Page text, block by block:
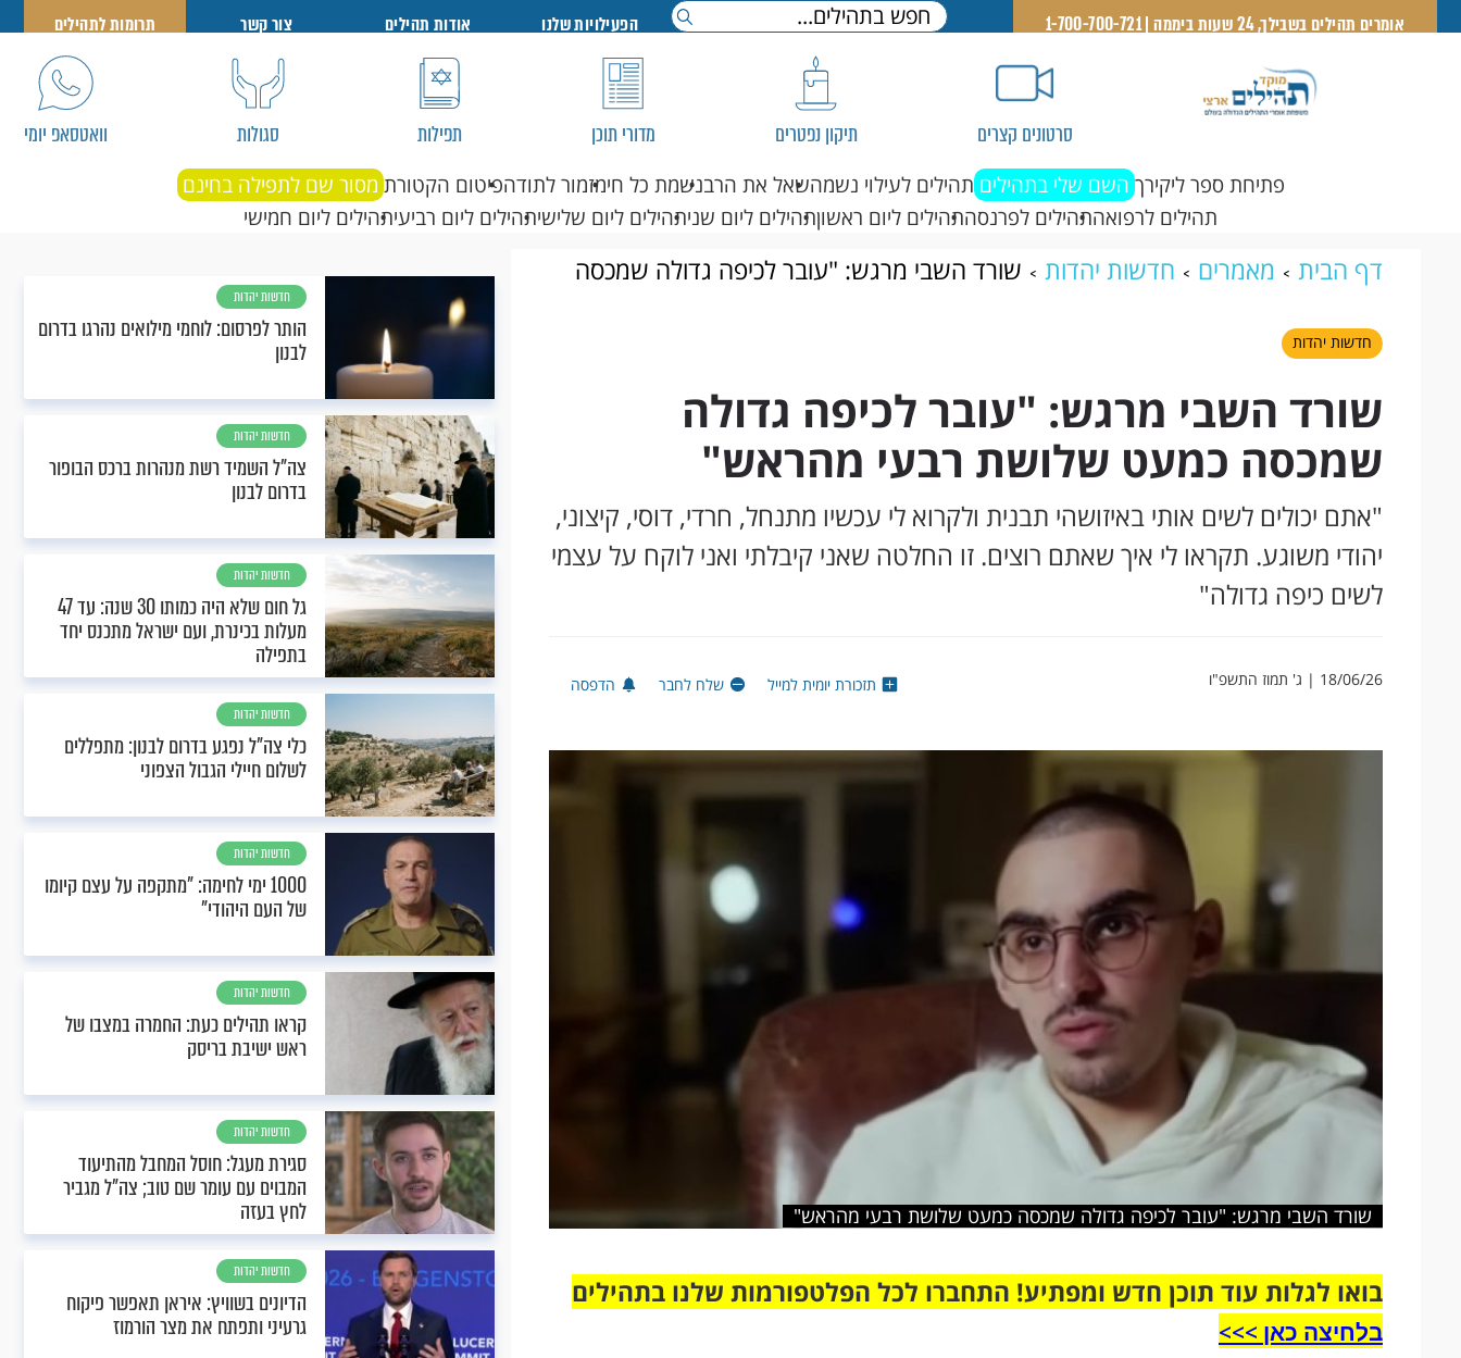
אומרים תהילים בשבילך, 24 שעות ביממה | 1-700-700-721 הפעילויות שלנו אודות תהילים צור קשר תרומות לתהילים
סרטונים קצרים תיקון נפטרים מדורי תוכן תפילות סגולות וואטסאפ יומי
פתיחת ספר ליקירך השם שלי בתהילים תהילים לעילוי נשמהשאל את הרבנשמת כל חימזמור לתודהפיטום הקטורת מסור שם לתפילה בחינם
תהילים לרפואהתהילים לפרנסהתהילים ליום ראשוןתהילים ליום שניתהילים ליום שלישיתהילים ליום רביעיתהילים ליום חמישי
דף הבית מאמרים חדשות יהדות
שורד השבי מרגש: "עובר לכיפה גדולה שמכסה
כמעט שלושת רבעי מהראש"
חדשות יהדות
שורד השבי מרגש: "עובר לכיפה גדולה
שמכסה כמעט שלושת רבעי מהראש"
"אתם יכולים לשים אותי באיזושהי תבנית ולקרוא לי עכשיו מתנחל, חרדי, דוסי, קיצוני,
יהודי משוגע. תקראו לי איך שאתם רוצים. זו החלטה שאני קיבלתי ואני לוקח על עצמי
לשים כיפה גדולה"
18/06/26 | ג' תמוז התשפ"ו תזכורת יומית למייל שלח לחבר הדפסה
שורד השבי מרגש: "עובר לכיפה גדולה שמכסה כמעט שלושת רבעי מהראש"
בואו לגלות עוד תוכן חדש ומפתיע! התחברו לכל הפלטפורמות שלנו בתהילים
בלחיצה כאן >>>​
חדשות יהדות
הותר לפרסום: לוחמי מילואים נהרגו בדרום
לבנון
חדשות יהדות
צה"ל השמיד רשת מנהרות ברכס הבופור
בדרום לבנון
חדשות יהדות
גל חום שלא היה כמותו 30 שנה: עד 47
מעלות בכינרת, ועם ישראל מתכנס יחד
בתפילה
חדשות יהדות
כלי צה"ל נפגע בדרום לבנון: מתפללים
לשלום חיילי הגבול הצפוני
חדשות יהדות
1000 ימי לחימה: "מתקפה על עצם קיומו
של העם היהודי"
חדשות יהדות
קראו תהילים כעת: החמרה במצבו של
ראש ישיבת בריסק
חדשות יהדות
סגירת מעגל: חוסל המחבל מהתיעוד
המבוים עם עומר שם טוב; צה"ל מגביר
לחץ בעזה
חדשות יהדות
הדיונים בשוויץ: איראן תאפשר פיקוח
גרעיני ותפתח את מצר הורמוז